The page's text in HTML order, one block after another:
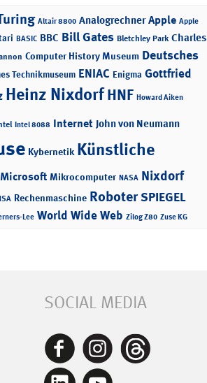
Altair 8800 Analogrechner Apple Apple
BASIC BBC Bill Gates Bletchley Park Charles
Computer History Museum Deutsches
Technikmuseum ENIAC Enigma Gottfried
Heinz NixdorfHNF Howard Aiken
Intel 8088 Internet John von Neumann
Kybernetik Künstliche
Microsoft Mikrocomputer NASA Nixdorf
Rechenmaschine RoboterSPIEGEL
Lee World Wide Web Zilog Z80 Zuse KG
SOCIAL MEDIA